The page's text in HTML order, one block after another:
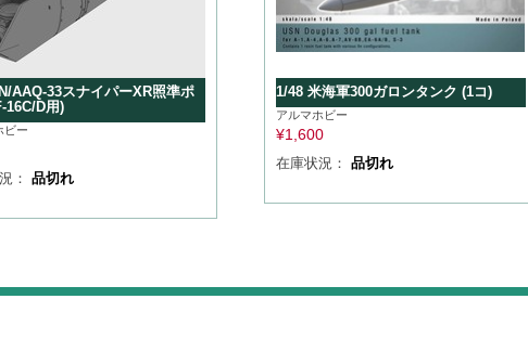
AAQ-33スナイパーXR照準ポ
16C/D用)
ビー
： 品切れ
1/48 米海軍300ガロンタンク (1コ)
アルマホビー
¥1,600
在庫状況：品切れ